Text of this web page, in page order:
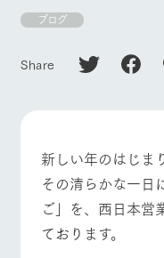
ガーデンの
状況などを
フラワ
ガーデ
花のある美し
牧場に行く
ArkFarm
牧場トップ
ブログ
Share
新しい年のはじま
その清らかな一日
ご」を、西日本営
ております。